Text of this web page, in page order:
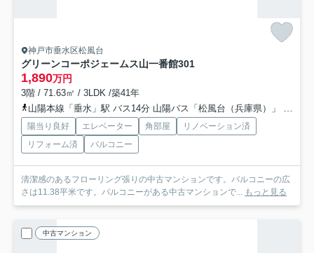
神戸市垂水区松風台
グリーンコーポジェームス山一番館301
1,890万円
3階 / 71.63㎡ / 3LDK /築41年
山陽本線「垂水」駅 バス14分 山陽バス「松風台（兵庫県）」 停歩1分
陽当り良好 エレベーター 角部屋
リノベーション済
リフォーム済
バルコニー
清潔感のあるフローリング張りの中古マンションです。バルコニーの広
さは11.38平米です。バルコニーがある中古マンションで...
もっと見る
中古マンション